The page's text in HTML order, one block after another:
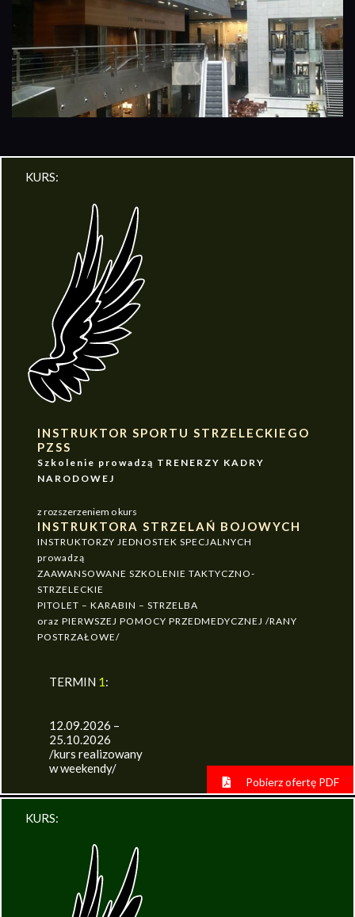
KURS:
INSTRUKTOR SPORTU STRZELECKIEGO
PZSS
Szkolenie prowadzą TRENERZY KADRY
NARODOWEJ
z rozszerzeniem o kurs
INSTRUKTORA STRZELAŃ BOJOWYCH
INSTRUKTORZY JEDNOSTEK SPECJALNYCH
prowadzą
ZAAWANSOWANE SZKOLENIE TAKTYCZNO-
STRZELECKIE
PITOLET – KARABIN – STRZELBA
oraz PIERWSZEJ POMOCY PRZEDMEDYCZNEJ /RANY
POSTRZAŁOWE/
TERMIN 1:
12.09.2026 –
25.10.2026
/kurs realizowany
w weekendy/
Pobierz ofertę PDF
KURS: